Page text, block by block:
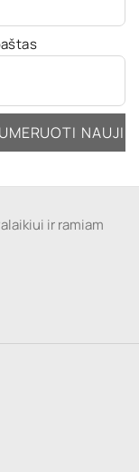
ir ramiam